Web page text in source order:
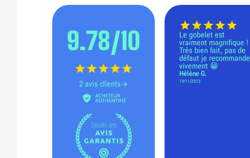
9.78/10
2 avis clients
Le gobelet est
vraiment magnifique !
Très bien fait, pas de
défaut je recommande
vivement 😁
Hélène G.
19/11/2023